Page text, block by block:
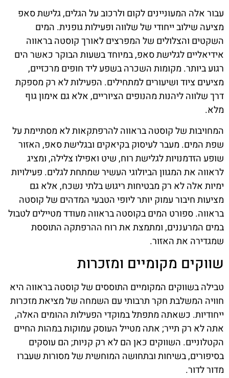
עבור אלה המעוניינים לקום ולרכוב על הגלים, גלישת סאפ
מציעה שילוב ייחודי של שלווה ופעילות גופנית. המים
השקטים והצלולים של המפרצים לאורך קוסטה בראווה
אידיאליים לגלישת סאפ, במיוחד בשעות הבוקר כאשר הים
רגוע ביותר. מקומות השכרה בשפע ליד חופים מרכזיים,
מציעים ציוד ושיעורים למתחילים. הפעילות לא רק מספקת
דרך שלווה ליהנות מהנופים הציוריים, אלא גם אימון גוף
מלא.
המחויבות של קוסטה בראווה להרפתקאות לא מסתיימת על
שפת המים. מעבר לעיסוק בקיאקים ובגלישת סאפ, האזור
שופע הזדמנויות לגלישת רוח, שיט ואפילו צלילה, ומציג
לראווה את המגוון הביולוגי העשיר שמתחת לגלים. פעילויות
ימיות אלה לא רק מבטיחות ריגוש בלתי נשכח, אלא גם
מציעות חיבור עמוק יותר ליופי הטבעי המדהים של קוסטה
בראווה. ספורט המים בקוסטה בראווה מעודד מטיילים לטבול
במים המרעננים, ומתמצת את רוח ההרפתקה התוססת
שמגדירה את האזור.
שווקים מקומיים ומזכרות
טבילה בשווקים המקומיים התוססים של קוסטה בראווה היא
חוויה המשלבת חקר תרבותי עם השמחה של מציאת מזכרות
ייחודיות. כשאתה מתפתל במוקדי הפעילות ההומים האלה,
אתה לא רק תייר; אתה מטייל העוסק עמוקות במהות החיים
הקטלוניים. השווקים כאן הם לא רק קניות; הם עוסקים
בסיפורים, בשיחות ובתחושה המוחשית של מסורות שעברו
מדור לדור.